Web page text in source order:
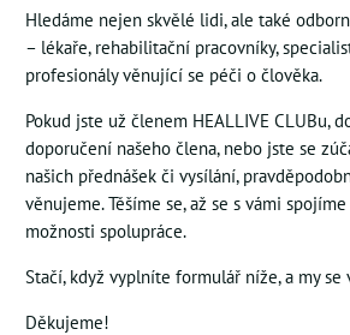
Hledáme nejen skvělé lidi, ale také
– lékaře, rehabilitační pracovníky,
profesionály věnující se péči o člověka.
Pokud jste už členem HEALLIVE CLUBu,
doporučení našeho člena, nebo jste se
našich přednášek či vysílání,
věnujeme. Těšíme se, až se s vámi
možnosti spolupráce.
Stačí, když vyplníte formulář níže, a my se
Děkujeme!